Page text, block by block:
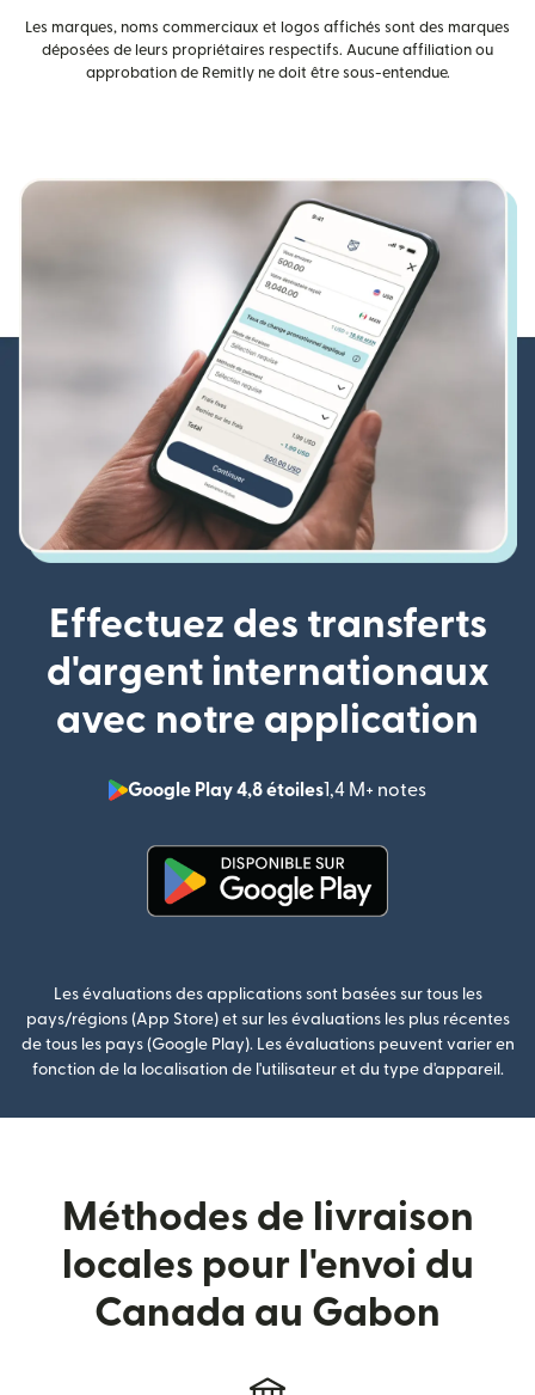
Les marques, noms commerciaux et logos affichés sont des marques
déposées de leurs propriétaires respectifs. Aucune affiliation ou
approbation de Remitly ne doit être sous-entendue.
Effectuez des transferts
d'argent internationaux
avec notre application
Google Play 4,8 étoiles1,4 M+ notes
Les évaluations des applications sont basées sur tous les
pays/régions (App Store) et sur les évaluations les plus récentes
de tous les pays (Google Play). Les évaluations peuvent varier en
fonction de la localisation de l'utilisateur et du type d'appareil.
Méthodes de livraison
locales pour l'envoi du
Canada au Gabon